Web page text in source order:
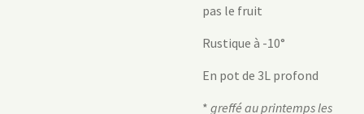
pas le fruit
Rustique à -10°
En pot de 3L profond
* greffé au printemps les